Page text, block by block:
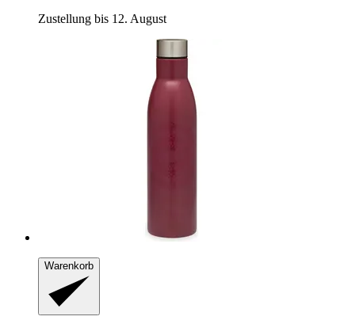
Zustellung bis 12. August
Warenkorb